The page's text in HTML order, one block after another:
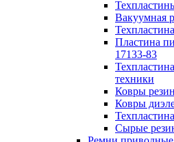
Вакуумная
Пластина
17133-83
техники
Ковры
Ковры
Сырые